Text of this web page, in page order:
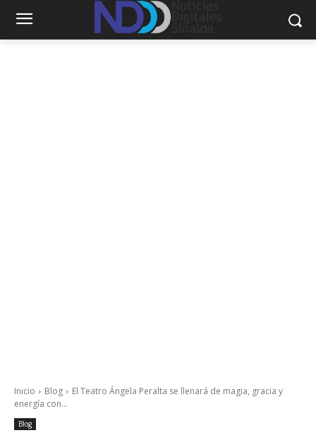
Inicio Blog
El Teatro Ángela Peralta se llenará de magia, gracia y
energía con...
Blog